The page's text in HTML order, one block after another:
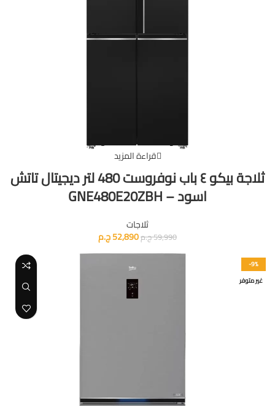
قراءة المزيد
ثلاجة بيكو ٤ باب نوفروست 480 لتر ديجيتال تاتش
اسود – GNE480E20ZBH
ثلاجات
59,990ج.م52,890ج.م
-9%
غير متوفر